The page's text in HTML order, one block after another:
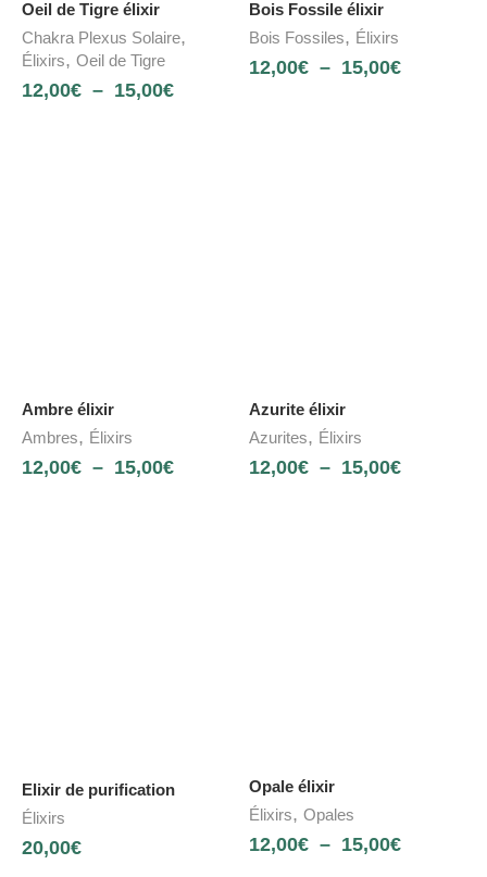
Oeil de Tigre élixir
Chakra Plexus Solaire,
Élixirs, Oeil de Tigre
12,00€ – 15,00€
Bois Fossile élixir
Bois Fossiles, Élixirs
12,00€ – 15,00€
Ambre élixir
Ambres, Élixirs
12,00€ – 15,00€
Azurite élixir
Azurites, Élixirs
12,00€ – 15,00€
Elixir de purification
Élixirs
20,00€
Opale élixir
Élixirs, Opales
12,00€ – 15,00€